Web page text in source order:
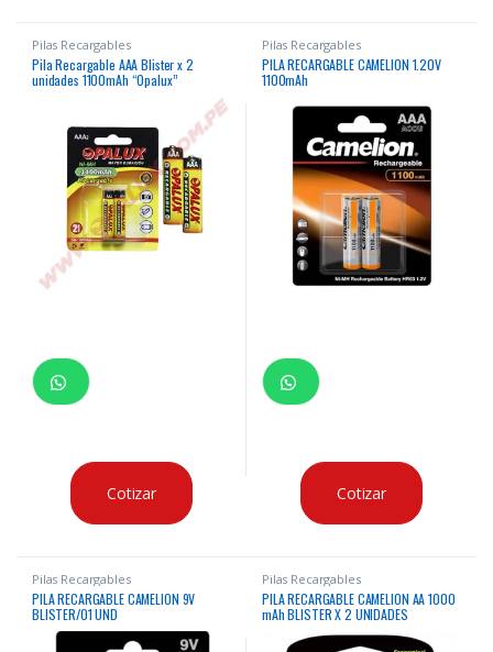
Pilas Recargables
Pila Recargable AAA Blister x 2
unidades 1100mAh “Opalux”
Cotizar
Pilas Recargables
PILA RECARGABLE CAMELION 1.20V
1100mAh
Cotizar
Pilas Recargables
PILA RECARGABLE CAMELION 9V
BLISTER/01 UND
Pilas Recargables
PILA RECARGABLE CAMELION AA 1000
mAh BLISTER X 2 UNIDADES